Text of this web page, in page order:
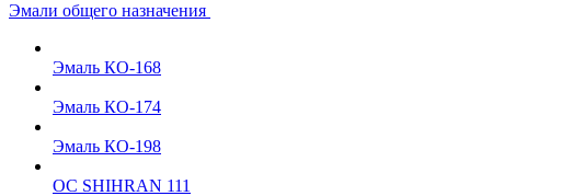
Эмали общего назначения
Эмаль КО-168
Эмаль КО-174
Эмаль КО-198
ОС SHIHRAN 111